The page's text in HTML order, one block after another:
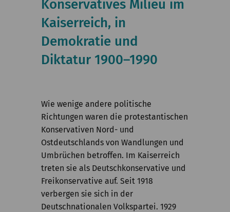
Aktuelles
Kommission
Institut
Publikationen
Konservatives Milieu im
Kaiserreich, in
Demokratie und
Diktatur 1900–1990
Wie wenige andere politische
Richtungen waren die protestantischen
Konservativen Nord- und
Ostdeutschlands von Wandlungen und
Umbrüchen betroffen. Im Kaiserreich
treten sie als Deutschkonservative und
Freikonservative auf. Seit 1918
verbergen sie sich in der
Deutschnationalen Volkspartei. 1929